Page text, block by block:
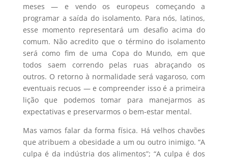
meses — e vendo os europeus começando a
programar a saída do isolamento. Para nós, latinos,
esse momento representará um desafio acima do
comum. Não acredito que o término do isolamento
será como fim de uma Copa do Mundo, em que
todos saem correndo pelas ruas abraçando os
outros. O retorno à normalidade será vagaroso, com
eventuais recuos — e compreender isso é a primeira
lição que podemos tomar para manejarmos as
expectativas e preservarmos o bem-estar mental.
Mas vamos falar da forma física. Há velhos chavões
que atribuem a obesidade a um ou outro inimigo. “A
culpa é da indústria dos alimentos”; “A culpa é dos